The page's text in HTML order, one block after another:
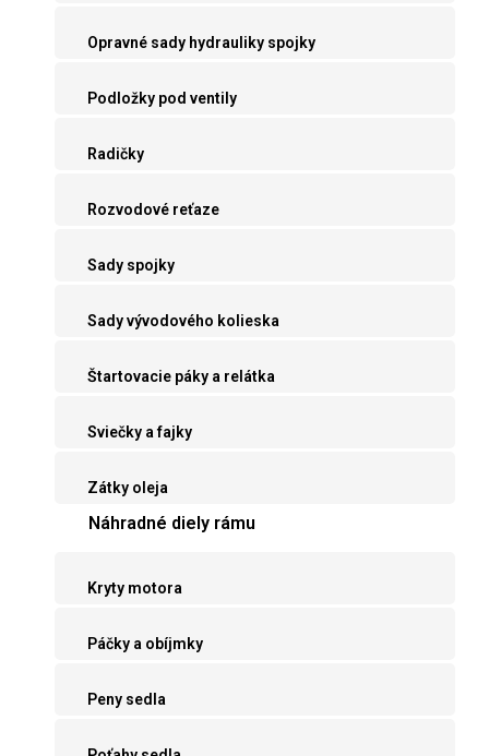
Opravné sady hydrauliky spojky
Podložky pod ventily
Radičky
Rozvodové reťaze
Sady spojky
Sady vývodového kolieska
Štartovacie páky a relátka
Sviečky a fajky
Zátky oleja
Náhradné diely rámu
Kryty motora
Páčky a obíjmky
Peny sedla